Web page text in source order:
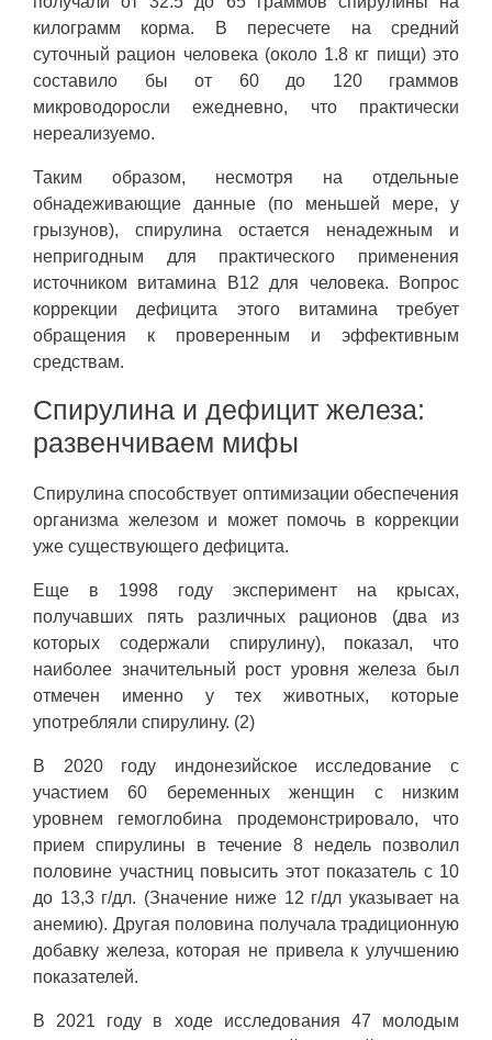
килограмм корма. В пересчете на средний
суточный рацион человека (около 1.8 кг пищи) это
составило бы от 60 до 120 граммов
микроводоросли ежедневно, что практически
нереализуемо.
Таким образом, несмотря на отдельные
обнадеживающие данные (по меньшей мере, у
грызунов), спирулина остается ненадежным и
непригодным для практического применения
источником витамина B12 для человека. Вопрос
коррекции дефицита этого витамина требует
обращения к проверенным и эффективным
средствам.
Спирулина и дефицит железа:
развенчиваем мифы
Спирулина способствует оптимизации обеспечения
организма железом и может помочь в коррекции
уже существующего дефицита.
Еще в 1998 году эксперимент на крысах,
получавших пять различных рационов (два из
которых содержали спирулину), показал, что
наиболее значительный рост уровня железа был
отмечен именно у тех животных, которые
употребляли спирулину. (2)
В 2020 году индонезийское исследование с
участием 60 беременных женщин с низким
уровнем гемоглобина продемонстрировало, что
прием спирулины в течение 8 недель позволил
половине участниц повысить этот показатель с 10
до 13,3 г/дл. (Значение ниже 12 г/дл указывает на
анемию). Другая половина получала традиционную
добавку железа, которая не привела к улучшению
показателей.
В 2021 году в ходе исследования 47 молодым